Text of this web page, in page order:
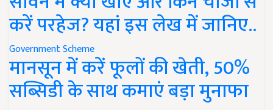
करें परहेज? यहां इस लेख में जानिए..
Government Scheme
मानसून में करें फूलों की खेती, 50%
सब्सिडी के साथ कमाएं बड़ा मुनाफा